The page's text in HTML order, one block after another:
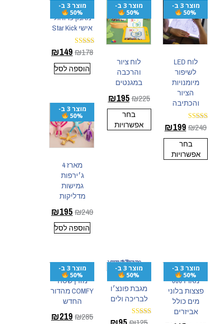
מוצר 3 ב-
50%
לוח LED
לשיפור
מיומנויות
הציור
והכתיבה
דורג
5.00
מתוך 5
₪249
₪199
בחר
אפשרויות
מוצר 3 ב-
50%
לוח ציור
והרכבה
במגנטים
₪225
₪195
בחר
אפשרויות
מוצר 3 ב-
50%
מאמן כדורגל
אישי Star Kick
דורג
5.00
מתוך 5
₪178
₪149
הוספה לסל
מוצר 3 ב-
50%
מארז 4
ג׳ירפות
גמישות
מדליקות
₪249
₪195
הוספה לסל
מוצר 3 ב-
50%
מארז 600
פצצות בלוני
מים כולל
אביזרים
מוצר 3 ב-
50%
מגבת פונצ׳ו
לבריכה ולים
דורג
מוצר 3 ב-
50%
מזרן שטח
COMFY מהדור
החדש
₪285
₪219